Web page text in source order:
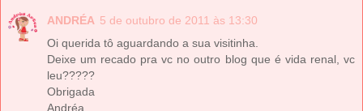
ANDRÉA 5 de outubro de 2011 às 13:30
Oi querida tô aguardando a sua visitinha.
Deixe um recado pra vc no outro blog que é vida renal, vc
leu?????
Obrigada
Andréa